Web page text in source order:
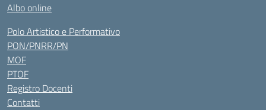
Albo online
Polo Artistico e Performativo
PON/PNRR/PN
MOF
PTOF
Registro Docenti
Contatti